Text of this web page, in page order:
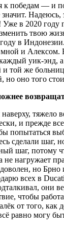
к победам — и
Надеюсь,
Уже в 2020 году
твою
в
мной и
уик-энд, а
той же
но оно того
тяжело
и прежде
попытаться
сделали шаг,
шаг, потому
не нагружает
но Брно
всех в
они
чтобы
от того, как
равно могу